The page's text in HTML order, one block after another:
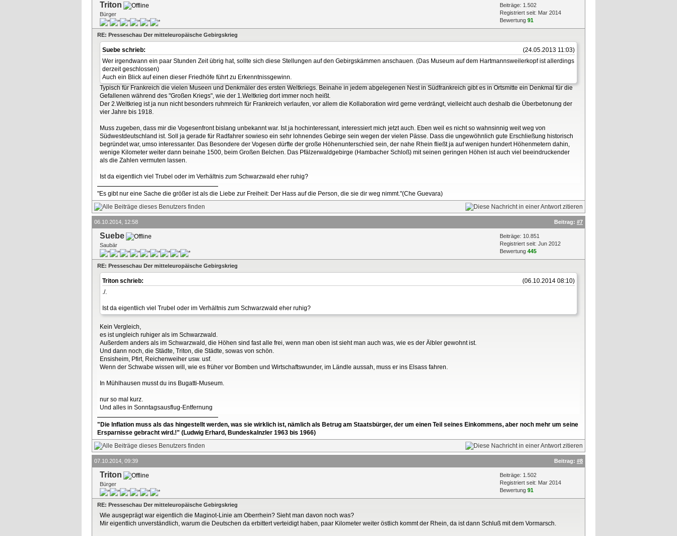
Triton
Bürger
Beiträge: 1.502
Registriert seit: Mar 2014
Bewertung 91
RE: Presseschau Der mitteleuropäische Gebirgskrieg
(24.05.2013 11:03)
Suebe schrieb:
Wer irgendwann ein paar Stunden Zeit übrig hat, sollte sich diese Stellungen auf den Gebirgskämmen anschauen. (Das Museum auf dem Hartmannsweilerkopf ist allerdings
derzeit geschlossen)
Auch ein Blick auf einen dieser Friedhöfe führt zu Erkenntnissgewinn.
Typisch für Frankreich die vielen Museen und Denkmäler des ersten Weltkriegs. Beinahe in jedem abgelegenen Nest in Südfrankreich gibt es in Ortsmitte ein Denkmal für die
Gefallenen während des "Großen Kriegs", wie der 1.Weltkrieg dort immer noch heißt.
Der 2.Weltkrieg ist ja nun nicht besonders ruhmreich für Frankreich verlaufen, vor allem die Kollaboration wird gerne verdrängt, vielleicht auch deshalb die Überbetonung der
vier Jahre bis 1918.
Muss zugeben, dass mir die Vogesenfront bislang unbekannt war. Ist ja hochinteressant, interessiert mich jetzt auch. Eben weil es nicht so wahnsinnig weit weg von
Südwestdeutschland ist. Soll ja gerade für Radfahrer sowieso ein sehr lohnendes Gebirge sein wegen der vielen Pässe. Dass die ungewöhnlich gute Erschließung historisch
begründet war, umso interessanter. Das Besondere der Vogesen dürfte der große Höhenunterschied sein, der nahe Rhein fließt ja auf wenigen hundert Höhenmetern dahin,
wenige Kilometer weiter dann beinahe 1500, beim Großen Belchen. Das Pfälzerwaldgebirge (Hambacher Schloß) mit seinen geringen Höhen ist auch viel beeindruckender
als die Zahlen vermuten lassen.
Ist da eigentlich viel Trubel oder im Verhältnis zum Schwarzwald eher ruhig?
"Es gibt nur eine Sache die größer ist als die Liebe zur Freiheit: Der Hass auf die Person, die sie dir weg nimmt."(Che Guevara)
06.10.2014, 12:58 Beitrag: #7
Suebe
Saubär
Beiträge: 10.851
Registriert seit: Jun 2012
Bewertung 445
RE: Presseschau Der mitteleuropäische Gebirgskrieg
(06.10.2014 08:10)
Triton schrieb:
./.
Ist da eigentlich viel Trubel oder im Verhältnis zum Schwarzwald eher ruhig?
Kein Vergleich,
es ist ungleich ruhiger als im Schwarzwald.
Außerdem anders als im Schwarzwald, die Höhen sind fast alle frei, wenn man oben ist sieht man auch was, wie es der Älbler gewohnt ist.
Und dann noch, die Städte, Triton, die Städte, sowas von schön.
Ensisheim, Pfirt, Reichenweiher usw. usf.
Wenn der Schwabe wissen will, wie es früher vor Bomben und Wirtschaftswunder, im Ländle aussah, muss er ins Elsass fahren.
In Mühlhausen musst du ins Bugatti-Museum.
nur so mal kurz.
Und alles in Sonntagsausflug-Entfernung
"Die Inflation muss als das hingestellt werden, was sie wirklich ist, nämlich als Betrug am Staatsbürger, der um einen Teil seines Einkommens, aber noch mehr um seine
Ersparnisse gebracht wird.!" (Ludwig Erhard, Bundeskalnzler 1963 bis 1966)
07.10.2014, 09:39 Beitrag: #8
Triton
Bürger
Beiträge: 1.502
Registriert seit: Mar 2014
Bewertung 91
RE: Presseschau Der mitteleuropäische Gebirgskrieg
Wie ausgeprägt war eigentlich die Maginot-Linie am Oberrhein? Sieht man davon noch was?
Mir eigentlich unverständlich, warum die Deutschen da erbittert verteidigt haben, paar Kilometer weiter östlich kommt der Rhein, da ist dann Schluß mit dem Vormarsch.